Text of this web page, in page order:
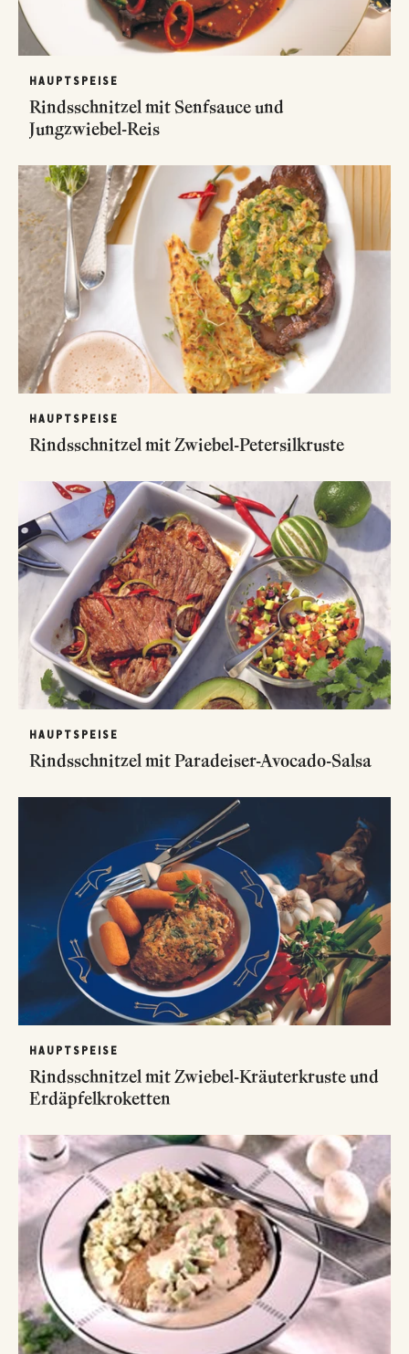
HAUPTSPEISE
Rindsschnitzel mit Senfsauce und
Jungzwiebel-Reis
HAUPTSPEISE
Rindsschnitzel mit Zwiebel-Petersilkruste
HAUPTSPEISE
Rindsschnitzel mit Paradeiser-Avocado-Salsa
HAUPTSPEISE
Rindsschnitzel mit Zwiebel-Kräuterkruste und
Erdäpfelkroketten